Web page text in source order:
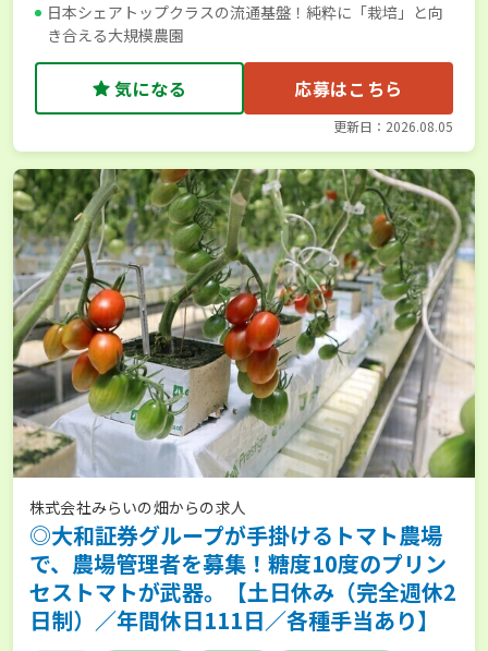
日本シェアトップクラスの流通基盤！純粋に「栽培」と向
き合える大規模農園
気になる 応募はこちら
更新日：2026.08.05
株式会社みらいの畑からの求人
◎大和証券グループが手掛けるトマト農場
で、農場管理者を募集！糖度10度のプリン
セストマトが武器。【土日休み（完全週休2
日制）／年間休日111日／各種手当あり】